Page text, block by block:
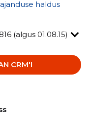
haldus
(algus 01.08.15)
CRM'I